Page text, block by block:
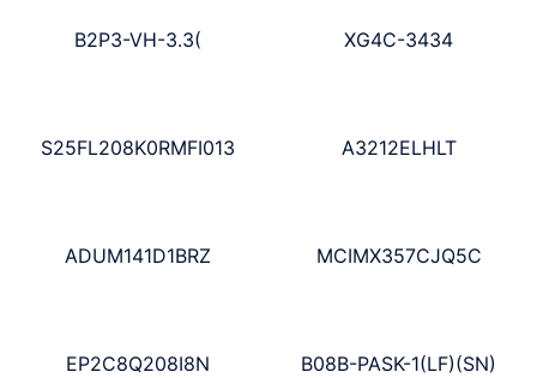
B2P3-VH-3.3( XG4C-3434
S25FL208K0RMFI013 A3212ELHLT
ADUM141D1BRZ MCIMX357CJQ5C
EP2C8Q208I8N B08B-PASK-1(LF)(SN)